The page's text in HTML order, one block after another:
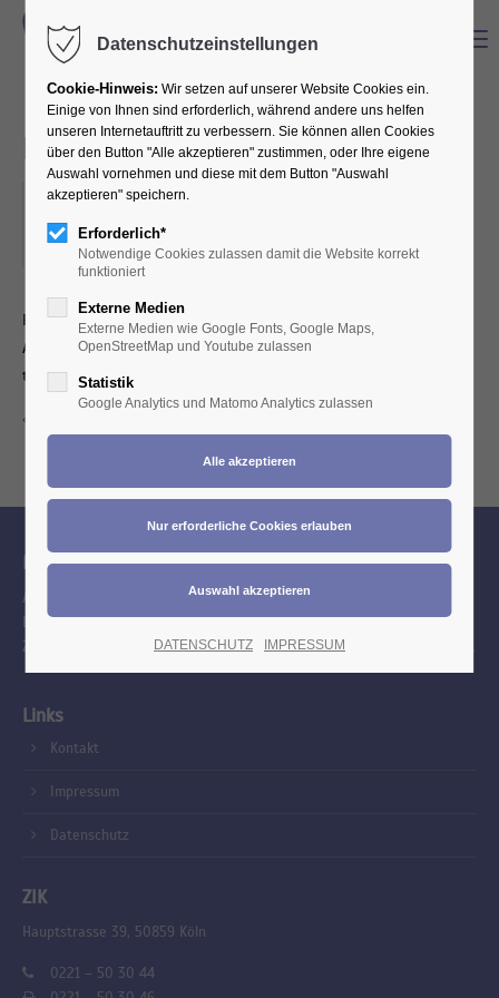
Bonner Stammtisch
12.02.2025, 19:30
ORT: RESTAURANT "AMBELI" IM TENNISCLUB BONN-TANNENBUSCH,
HOHE STR. 21
Herzlich eingeladen sind alle Zahntechniker, die sich gerne zum
Austausch miteinander in lockerer Runde und leckerem Essen
treffen möchten.
Ihr Berufsverband
Als Interessensvertretung engagieren wir uns mit Freude und
Leidenschaft für jeden Zahntechniker bei allen Themen rund um die
Zahntechnik. Wir blicken mit Stolz zurück auf eine lange Vergangenheit.
Links
Kontakt
Impressum
Datenschutz
ZIK
Hauptstrasse 39, 50859 Köln
0221 – 50 30 44
Datenschutzeinstellungen
Cookie-Hinweis: Wir setzen auf unserer Website Cookies ein.
Einige von Ihnen sind erforderlich, während andere uns helfen
unseren Internetauftritt zu verbessern. Sie können allen Cookies
über den Button "Alle akzeptieren" zustimmen, oder Ihre eigene
Auswahl vornehmen und diese mit dem Button "Auswahl
akzeptieren" speichern.
Erforderlich*
Notwendige Cookies zulassen damit die Website korrekt
funktioniert
Externe Medien
Externe Medien wie Google Fonts, Google Maps,
OpenStreetMap und Youtube zulassen
Statistik
Google Analytics und Matomo Analytics zulassen
DATENSCHUTZ IMPRESSUM